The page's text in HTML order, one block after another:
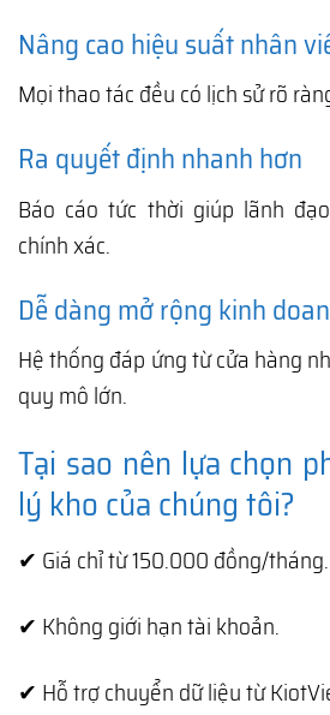
Nâng cao hiệu suất nhân
Mọi thao tác đều có lịch sử rõ
Ra quyết định nhanh hơn
Báo cáo tức thời giúp lãnh
chính xác.
Dễ dàng mở rộng kinh
Hệ thống đáp ứng từ cửa hàng
quy mô lớn.
Tại sao nên lựa chọn
lý kho của chúng tôi?
✔ Giá chỉ từ 150.000 đồng/tháng.
✔ Không giới hạn tài khoản.
✔ Hỗ trợ chuyển dữ liệu từ